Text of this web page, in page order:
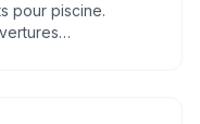
pour piscine.